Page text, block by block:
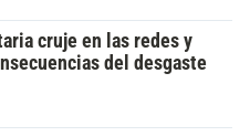
cruje en las redes y
del desgaste